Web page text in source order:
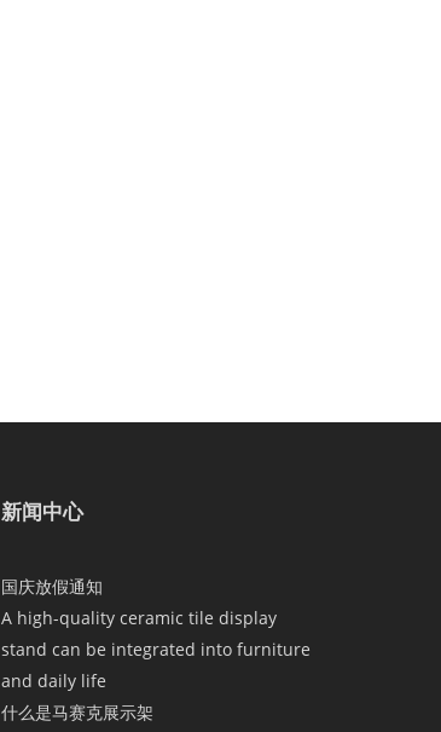
新闻中心
国庆放假通知
A high-quality ceramic tile display
stand can be integrated into furniture
and daily life
什么是马赛克展示架